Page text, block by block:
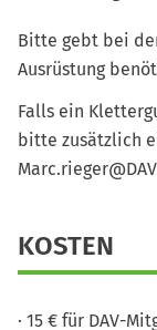
Bitte gebt bei
Ausrüstung
Falls ein
bitte zusätzlich
KOSTEN
15 € für DAV-